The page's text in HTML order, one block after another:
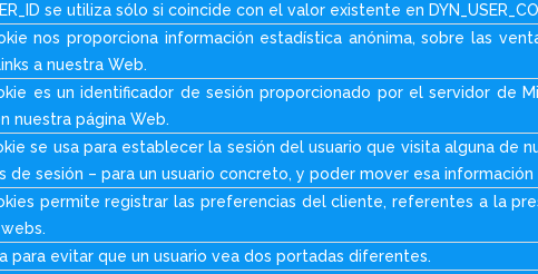
se utiliza sólo si coincide con el valor existente en
nos proporciona información estadística anónima, sobre las
a nuestra Web.
es un identificador de sesión proporcionado por el servidor de
nuestra página Web.
se usa para establecer la sesión del usuario que visita alguna de
de sesión – para un usuario concreto, y poder mover esa
permite registrar las preferencias del cliente, referentes a la
para evitar que un usuario vea dos portadas diferentes.